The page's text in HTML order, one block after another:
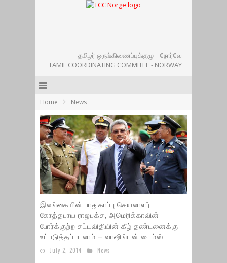
தமிழர் ஒருங்கிணைப்புக்குழு – நோர்வே
TAMIL COORDINATING COMMITEE - NORWAY
Home News
இலங்கையின் பாதுகாப்பு செயலாளர்
கோத்தபாய ராஜபக்ச, அமெரிக்காவின்
போர்க்குற்ற சட்டவிதியின் கீழ் தண்டனைக்கு
உட்படுத்தப்படலாம் – வாஷிங்டன் டைம்ஸ்
July 2, 2014 News